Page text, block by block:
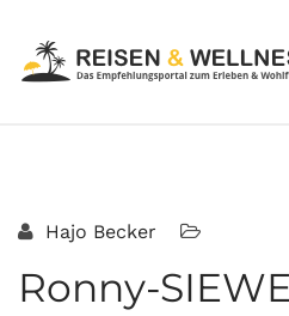
Hajo Becker
Ronny-